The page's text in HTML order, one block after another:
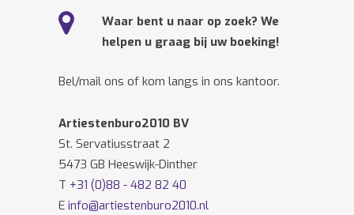
Waar bent u naar op zoek? We
helpen u graag bij uw boeking!
Bel/mail ons of kom langs in ons kantoor.
Artiestenburo2010 BV
St. Servatiusstraat 2
5473 GB Heeswijk-Dinther
T +31 (0)88 - 482 82 40
E info@artiestenburo2010.nl